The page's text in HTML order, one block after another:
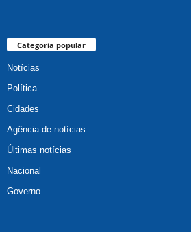
Categoria popular
Notícias
Política
Cidades
Agência de notícias
Últimas notícias
Nacional
Governo